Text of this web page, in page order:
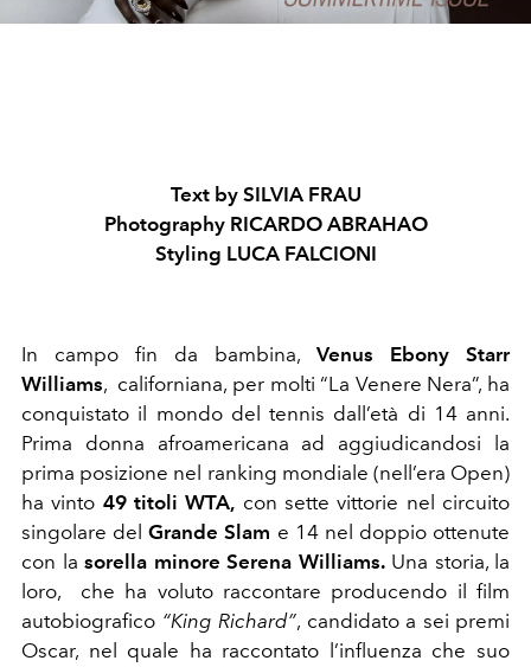
Text by SILVIA FRAU
Photography RICARDO ABRAHAO
Styling LUCA FALCIONI
In campo fin da bambina, Venus Ebony Starr
Williams, californiana, per molti “La Venere Nera”, ha
conquistato il mondo del tennis dall’età di 14 anni.
Prima donna afroamericana ad aggiudicandosi la
prima posizione nel ranking mondiale (nell’era Open)
ha vinto 49 titoli WTA, con sette vittorie nel circuito
singolare delGrande Slam e 14 nel doppio ottenute
con la sorella minore Serena Williams.Una storia, la
loro,
che ha voluto raccontare producendo il film
autobiografico “King Richard”, candidato a sei premi
Oscar, nel quale ha raccontato l’influenza che suo